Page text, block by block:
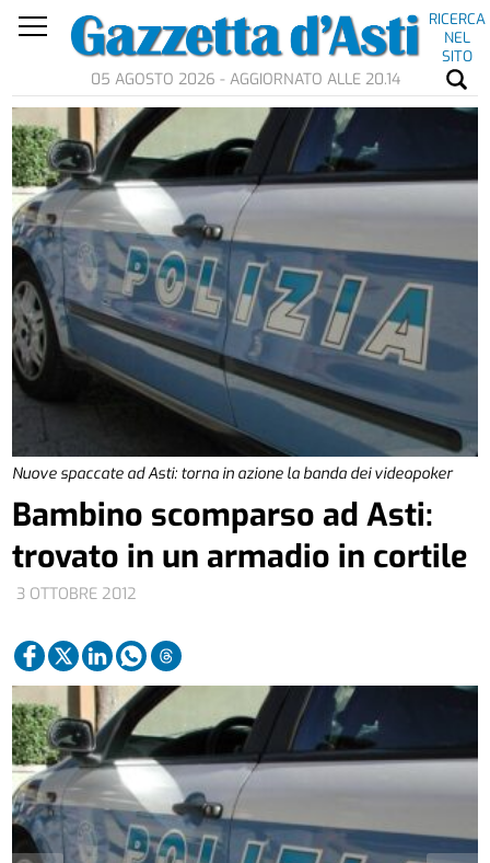
RICERCA
NEL
SITO
05 AGOSTO 2026 - AGGIORNATO ALLE 20.14
Nuove spaccate ad Asti: torna in azione la banda dei videopoker
3 OTTOBRE 2012
Bambino scomparso ad Asti:
trovato in un armadio in cortile